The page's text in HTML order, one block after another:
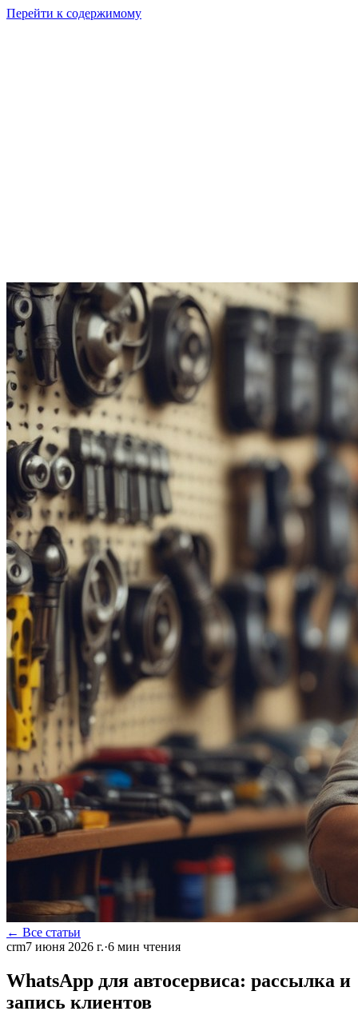
Перейти к содержимому
← Все статьи
crm7 июня 2026 г.·6 мин чтения
WhatsApp для автосервиса: рассылка и
запись клиентов